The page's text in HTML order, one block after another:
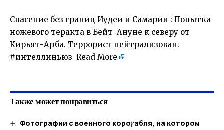
Спасение без границ Иудеи и Самарии : Попытка
ножевого теракта в Бейт-Ануне к северу от
Кирьят-Арба. Террорист нейтрализован.
#интеллиньюз Read More
Также может понравиться
Фотографии с военного короץабля, на котором